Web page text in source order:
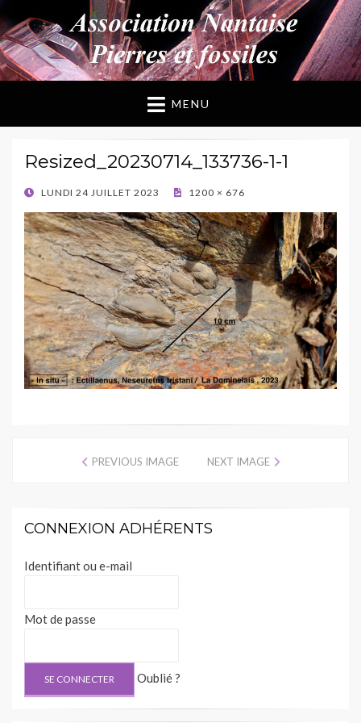
ANPF
Association Nantaise Pierres et Fossiles
MENU
Resized_20230714_133736-1-1
POSTED
LUNDI 24 JUILLET 2023 1200 × 676
PREVIOUS IMAGE NEXT IMAGE
CONNEXION ADHÉRENTS
Identifiant ou e-mail
Mot de passe
Oublié ?